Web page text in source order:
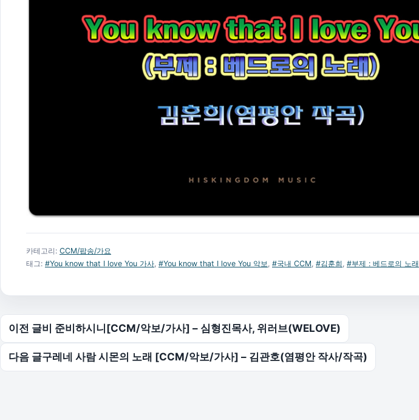
카테고리: CCM/팝송/가요
태그: #You know that I love You 가사 #You know that I love You 악보 #국내 CCM #김훈희 #부제 : 베드로의 노래
글 탐색
이전 글비 준비하시니[CCM/악보/가사] – 심형진목사, 위러브(WELOVE)
다음 글구레네 사람 시몬의 노래 [CCM/악보/가사] – 김관호(염평안 작사/작곡)